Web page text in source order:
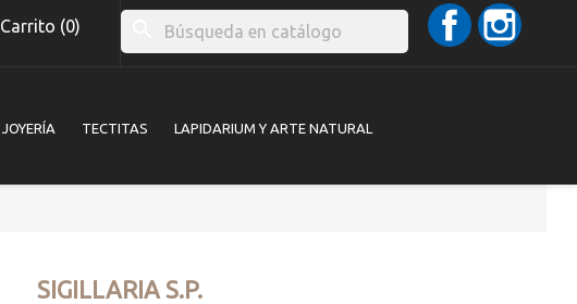
Carrito (0)
Facebook
JOYERÍA TECTITAS LAPIDARIUM Y ARTE NATURAL
SIGILLARIA S.P.